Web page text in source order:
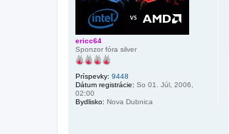
ericc64
Sponzor fóra silver
Príspevky: 9448
Dátum registrácie: So 01. Júl, 2006,
02:00
Bydlisko: Nova Dubnica